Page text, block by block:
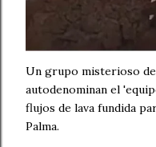
Un grupo misterioso de
autodenominan el
flujos de lava fundida
Palma.